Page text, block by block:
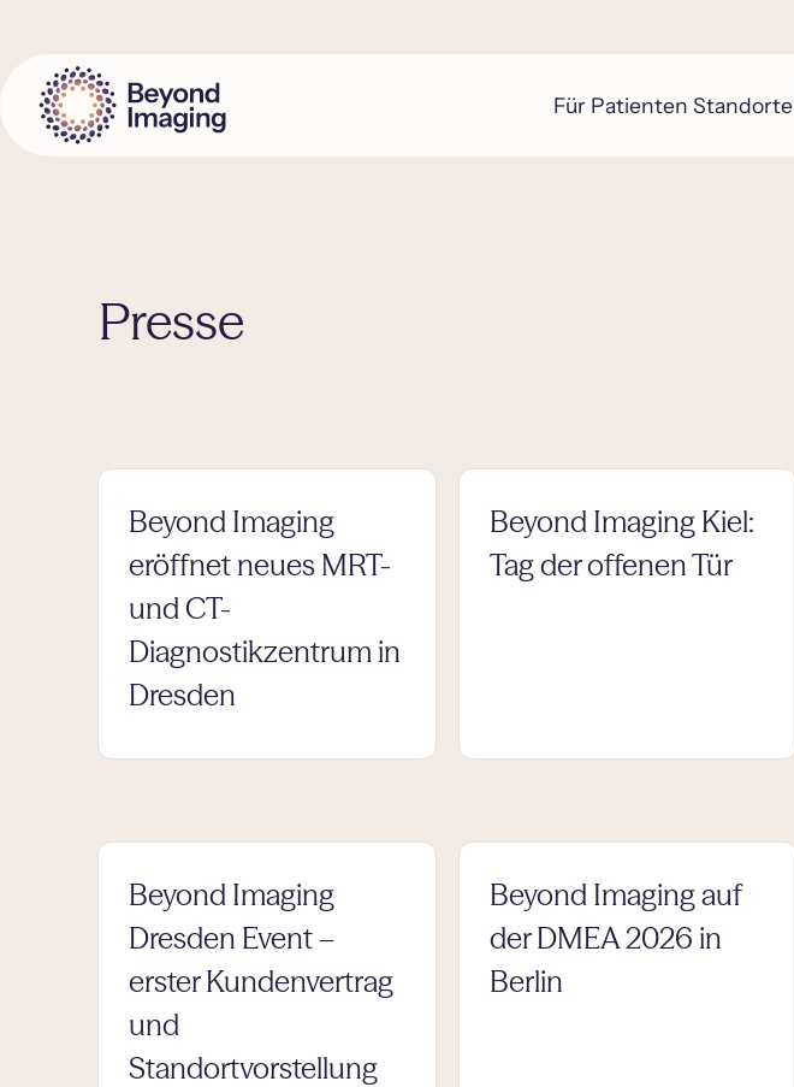
Zum
Inhalt
springen
Für Patienten Standorte
Presse
Beyond Imaging
eröffnet neues MRT-
und CT-
Diagnostikzentrum in
Dresden
Beyond Imaging Kiel:
Tag der offenen Tür
Beyond Imaging
Dresden Event –
erster Kundenvertrag
und
Standortvorstellung
Beyond Imaging auf
der DMEA 2026 in
Berlin